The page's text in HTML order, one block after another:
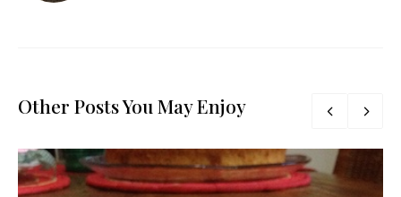
Other Posts You May Enjoy